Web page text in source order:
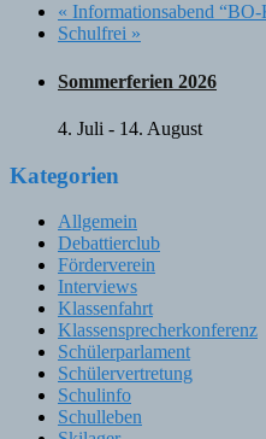
« Informationsabend
Schulfrei »
Sommerferien 2026
4. Juli - 14. August
Kategorien
Allgemein
Debattierclub
Förderverein
Interviews
Klassenfahrt
Klassensprecherkonferenz
Schülerparlament
Schülervertretung
Schulinfo
Schulleben